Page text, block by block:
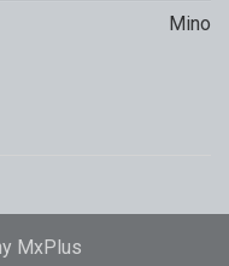
Mino
MxPlus